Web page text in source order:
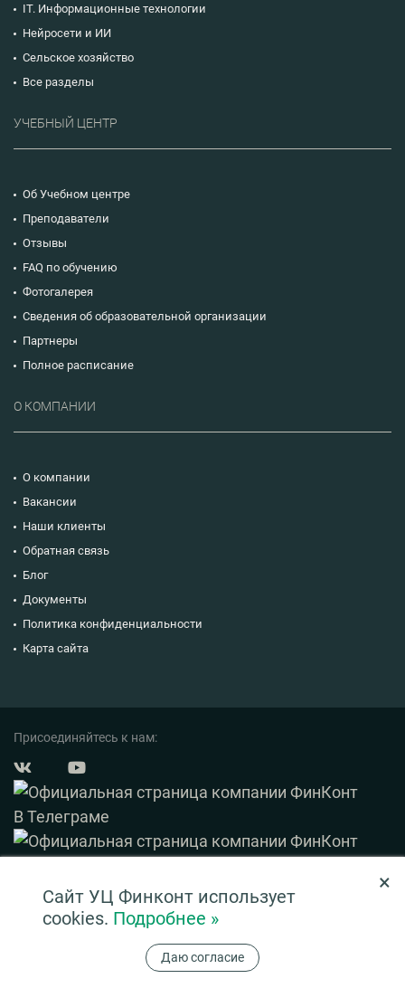
IT. Информационные технологии
Нейросети и ИИ
Сельское хозяйство
Все разделы
УЧЕБНЫЙ ЦЕНТР
Об Учебном центре
Преподаватели
Отзывы
FAQ по обучению
Фотогалерея
Сведения об образовательной организации
Партнеры
Полное расписание
О КОМПАНИИ
О компании
Вакансии
Наши клиенты
Обратная связь
Блог
Документы
Политика конфиденциальности
Карта сайта
Присоединяйтесь к нам:
Нашли ошибку? Выделите ее и нажмите Ctrl+Enter
Информация на сайте ни при каких условиях не является публичной офертой,
определяемой положениями ч. 2 ст. 437 ГК РФ
×
Сайт УЦ Финконт использует
cookies. Подробнее »
Даю согласие